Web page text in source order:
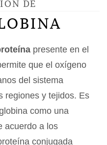
DE
presente en el
que el oxígeno
del sistema
regiones y tejidos. Es
como una
acuerdo a los
conjugada